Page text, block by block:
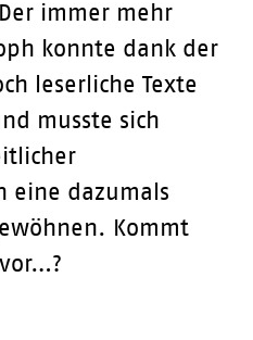
immer mehr
konnte dank der
leserliche Texte
musste sich
eine dazumals
Kommt